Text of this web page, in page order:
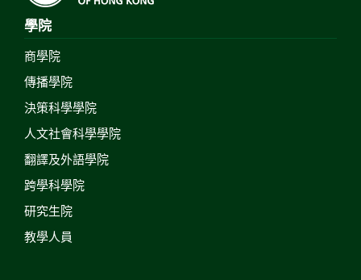
學院
商學院
傳播學院
決策科學學院
人文社會科學學院
翻譯及外語學院
跨學科學院
研究生院
教學人員